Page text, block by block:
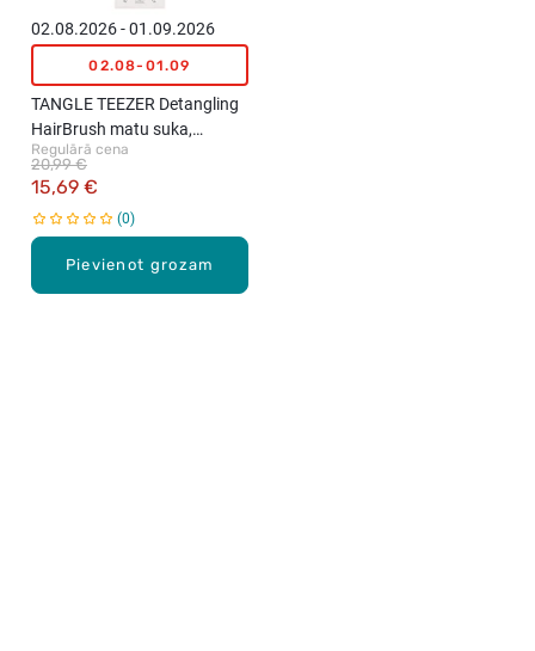
Pievienot grozam
02.08.2026 - 01.09.2026
02.08-01.09
TANGLE TEEZER Detangling
HairBrush matu suka,
Champagne Gold
Regulārā cena
15,69 €
20,99 €
0